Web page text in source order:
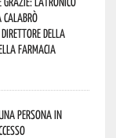
Direttore della
Farmacia
persona in